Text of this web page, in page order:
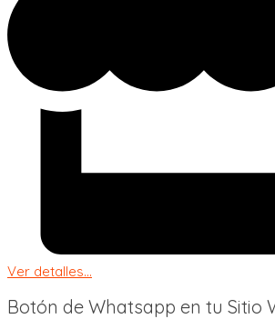
Ver detalles...
Botón de Whatsapp en tu Sitio